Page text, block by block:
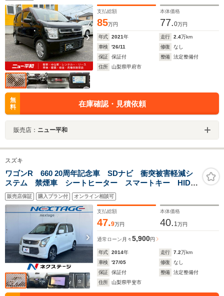
支払総額
85万円
本体価格
77.0万円
年式 2021年 走行 2.4万km
車検
'26/11 修復
なし
保証
保証付 整備
法定整備付
住所
山梨県甲府市
無
料
在庫確認・見積依頼
販売店： ニュー平和
スズキ
ワゴンR 660 20周年記念車 SDナビ 衝突被害軽減シ
ステム 禁煙車 シートヒーター スマートキー HIDヘ
ッド ETC 純正15インチアルミ オートライト オー
トエアコン CD 地デジ
販売店保証 購入プラン付 オンライン相談可
支払総額
47.9万円
本体価格
40. 1万円
通常ローン 月々5,900円
年式 2014年 走行 7.2万km
車検
'27/05 修復
なし
保証
保証付 整備
法定整備付
住所
山梨県甲斐市